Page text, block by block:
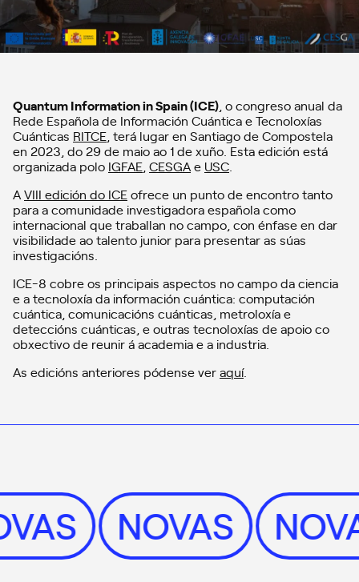
Quantum Information in Spain (ICE), o congreso anual da
Rede Española de Información Cuántica e Tecnoloxías
Cuánticas RITCE, terá lugar en Santiago de Compostela
en 2023, do 29 de maio ao 1 de xuño. Esta edición está
organizada polo IGFAE,CESGAe USC.
AVIII edición do ICEofrece un punto de encontro tanto
para a comunidade investigadora española como
internacional que traballan no campo, con énfase en dar
visibilidade ao talento junior para presentar as súas
investigacións.
ICE-8 cobre os principais aspectos no campo da ciencia
e a tecnoloxía da información cuántica: computación
cuántica, comunicacións cuánticas, metroloxía e
deteccións cuánticas, e outras tecnoloxías de apoio co
obxectivo de reunir á academia e a industria.
As edicións anteriores pódense veraquí.
NOVAS